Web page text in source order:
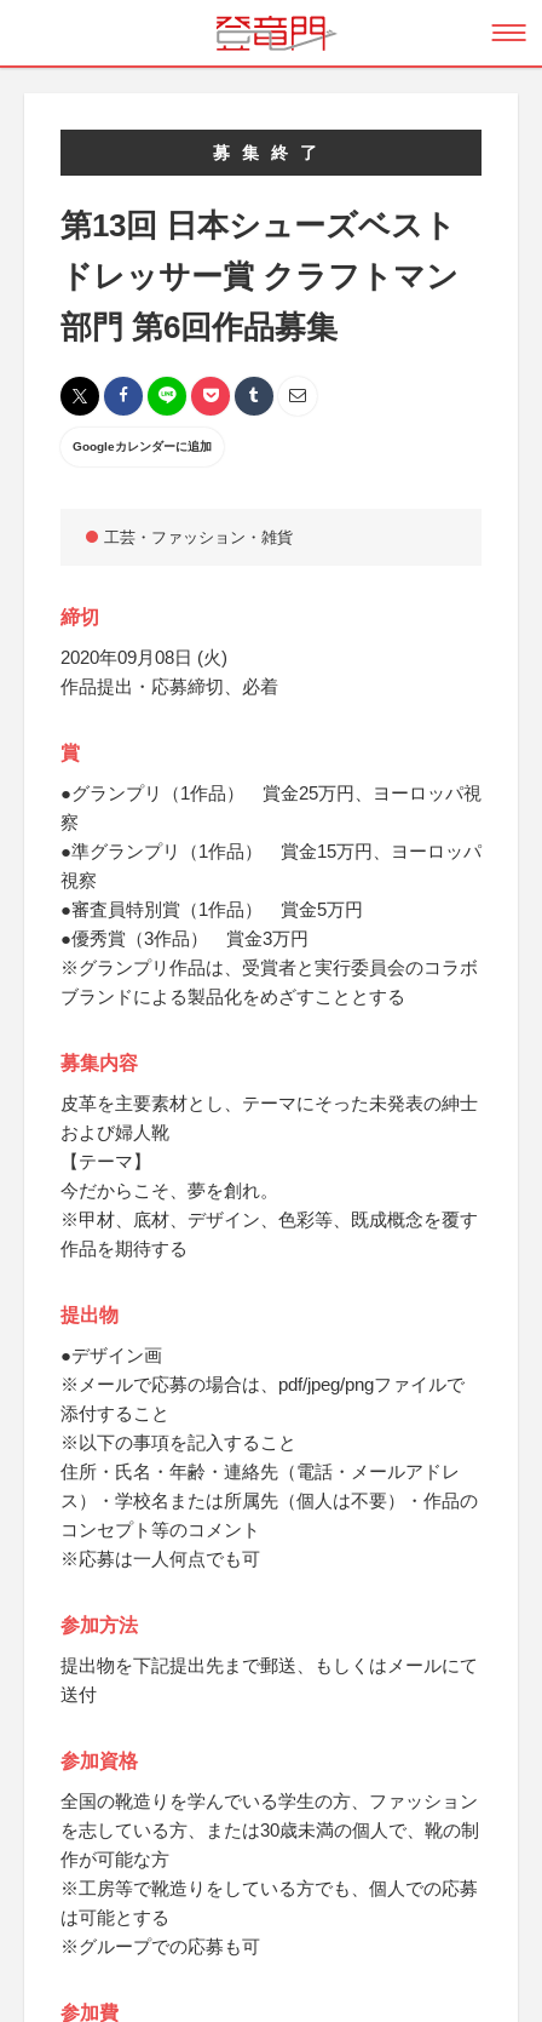
募集終了
第13回 日本シューズベスト
ドレッサー賞 クラフトマン
部門 第6回作品募集
Googleカレンダーに追加
工芸・ファッション・雑貨
締切
2020年09月08日 (火)
作品提出・応募締切、必着
賞
●グランプリ（1作品） 賞金25万円、ヨーロッパ視
察
●準グランプリ（1作品） 賞金15万円、ヨーロッパ
視察
●審査員特別賞（1作品） 賞金5万円
●優秀賞（3作品） 賞金3万円
※グランプリ作品は、受賞者と実行委員会のコラボ
ブランドによる製品化をめざすこととする
募集内容
皮革を主要素材とし、テーマにそった未発表の紳士
および婦人靴
【テーマ】
今だからこそ、夢を創れ。
※甲材、底材、デザイン、色彩等、既成概念を覆す
作品を期待する
提出物
●デザイン画
※メールで応募の場合は、pdf/jpeg/pngファイルで
添付すること
※以下の事項を記入すること
住所・氏名・年齢・連絡先（電話・メールアドレ
ス）・学校名または所属先（個人は不要）・作品の
コンセプト等のコメント
※応募は一人何点でも可
参加方法
提出物を下記提出先まで郵送、もしくはメールにて
送付
参加資格
全国の靴造りを学んでいる学生の方、ファッション
を志している方、または30歳未満の個人で、靴の制
作が可能な方
※工房等で靴造りをしている方でも、個人での応募
は可能とする
※グループでの応募も可
参加費